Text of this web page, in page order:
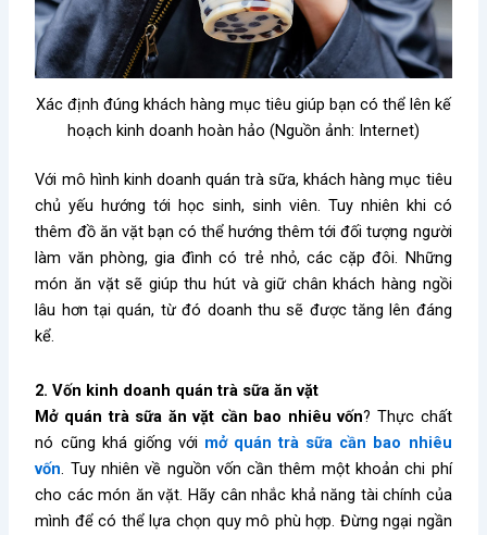
Xác định đúng khách hàng mục tiêu giúp bạn có thể lên kế
hoạch kinh doanh hoàn hảo (Nguồn ảnh: Internet)
Với mô hình kinh doanh quán trà sữa, khách hàng mục tiêu
chủ yếu hướng tới học sinh, sinh viên. Tuy nhiên khi có
thêm đồ ăn vặt bạn có thể hướng thêm tới đối tượng người
làm văn phòng, gia đình có trẻ nhỏ, các cặp đôi. Những
món ăn vặt sẽ giúp thu hút và giữ chân khách hàng ngồi
lâu hơn tại quán, từ đó doanh thu sẽ được tăng lên đáng
kể.
2. Vốn kinh doanh quán trà sữa ăn vặt
Mở quán trà sữa ăn vặt cần bao nhiêu vốn? Thực chất
nó cũng khá giống với mở quán trà sữa cần bao nhiêu
vốn. Tuy nhiên về nguồn vốn cần thêm một khoản chi phí
cho các món ăn vặt. Hãy cân nhắc khả năng tài chính của
mình để có thể lựa chọn quy mô phù hợp. Đừng ngại ngần